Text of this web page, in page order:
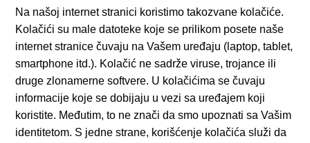
Na našoj internet stranici koristimo takozvane kolačiće.
Kolačići su male datoteke koje se prilikom posete naše
internet stranice čuvaju na Vašem uređaju (laptop, tablet,
smartphone itd.). Kolačić ne sadrže viruse, trojance ili
druge zlonamerne softvere. U kolačićima se čuvaju
informacije koje se dobijaju u vezi sa uređajem koji
koristite. Međutim, to ne znači da smo upoznati sa Vašim
identitetom. S jedne strane, korišćenje kolačića služi da